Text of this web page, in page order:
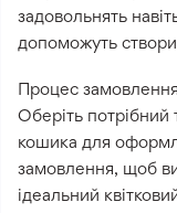
задовольнять
допоможуть
Процес
Оберіть потрібний
кошика для
замовлення, щоб
ідеальний